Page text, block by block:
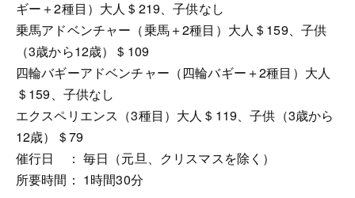
ギー＋2種目）大人＄219、子供なし
乗馬アドベンチャー（乗馬＋2種目）大人＄159、子供
（3歳から12歳）＄109
四輪バギーアドベンチャー（四輪バギー＋2種目）大人
＄159、子供なし
エクスペリエンス（3種目）大人＄119、子供（3歳から
12歳）＄79
催行日 ： 毎日（元旦、クリスマスを除く）
所要時間： 1時間30分